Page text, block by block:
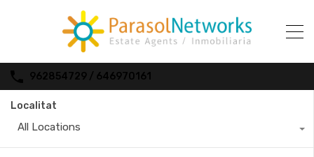
962854729 / 646970161
Localitat
All Locations